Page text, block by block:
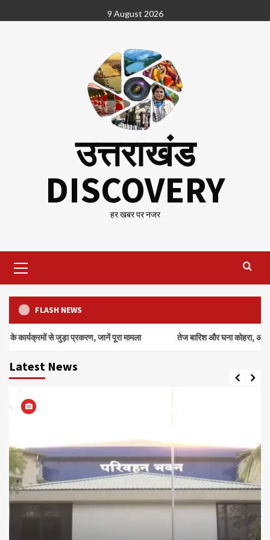
to
9 August 2026
उत्तराखंड
DISCOVERY
हर खबर पर नजर
Menu
FLASH NEWS
जुड़ा प्रकरण, जानें पूरा मामला तेज बारिश और घना कोहरा, अचानक झाड़ी से
Latest News